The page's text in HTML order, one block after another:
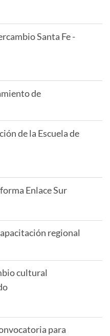
Santa Fe -
de
de la Escuela de
Enlace Sur
regional
cultural
para